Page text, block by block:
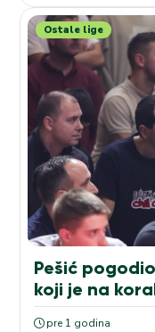
Ostale lige
Pešić
koji je na
pre 1 godina